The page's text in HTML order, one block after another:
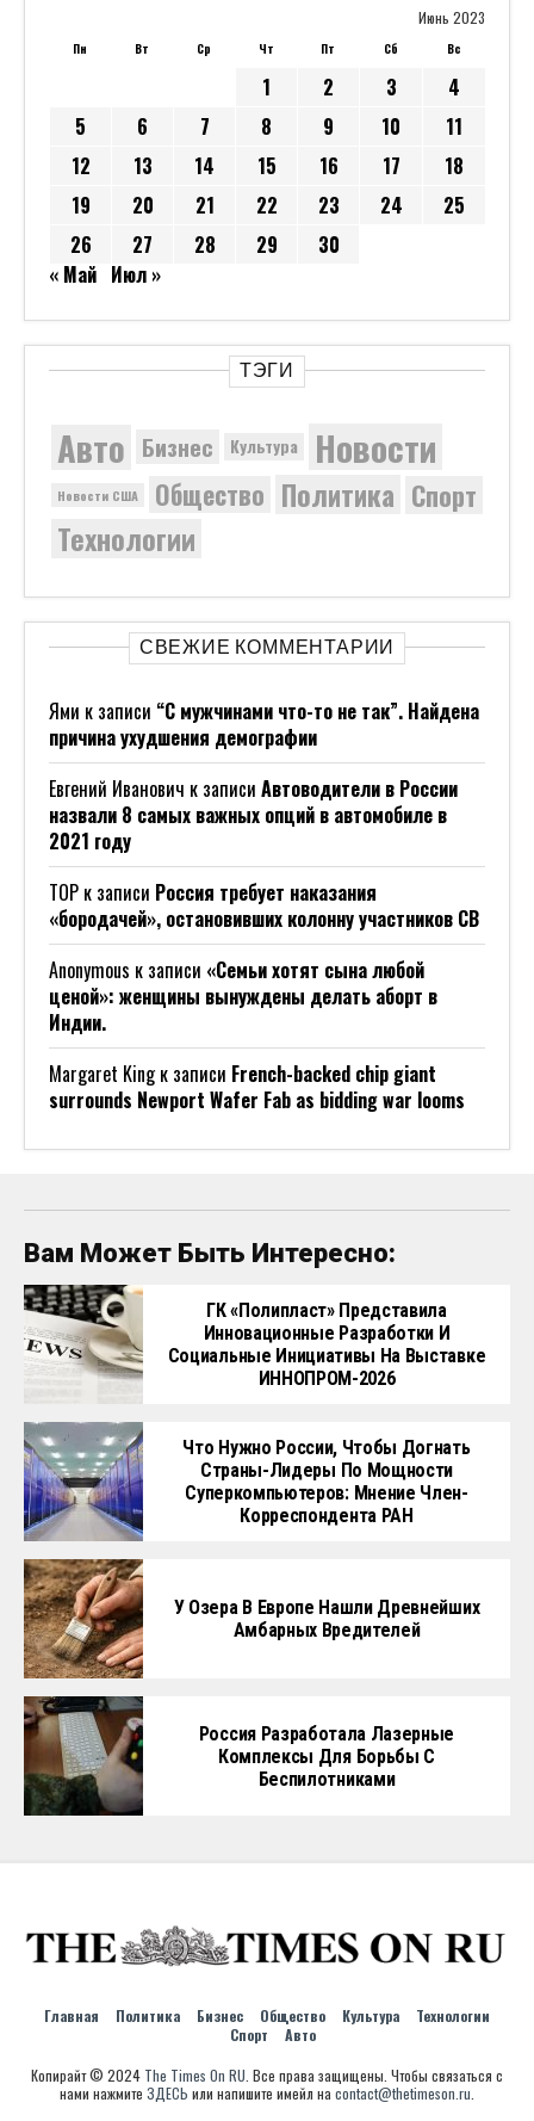
Июнь 2023
Пн Вт Ср Чт Пт Сб Вс
1 2 3
4
5
6 7 8 9 10
11
12
13 14 15 16 17
18
19
20 21 22 23 24
25
26
27 28 29
30
« Май Июл »
ТЭГИ
Авто Бизнес Культура Новости
Новости США Общество Политика Спорт
Технологии
СВЕЖИЕ КОММЕНТАРИИ
Ями к записи “С мужчинами что-то не так”. Найдена
причина ухудшения демографии
Евгений Иванович к записи Автоводители в России
назвали 8 самых важных опций в автомобиле в
2021 году
ТОР к записи Россия требует наказания
«бородачей», остановивших колонну участников СВ
Anonymous к записи «Семьи хотят сына любой
ценой»: женщины вынуждены делать аборт в
Индии.
Margaret Kingк записи French-backed chip giant
surrounds Newport Wafer Fab as bidding war looms
Вам Может Быть Интересно:
ГК «Полипласт» Представила
Инновационные Разработки И
Социальные Инициативы На Выставке
ИННОПРОМ-2026
Что Нужно России, Чтобы Догнать
Страны-Лидеры По Мощности
Суперкомпьютеров: Мнение Член-
Корреспондента РАН
У Озера В Европе Нашли Древнейших
Амбарных Вредителей
Россия Разработала Лазерные
Комплексы Для Борьбы С
Беспилотниками
Главная Политика Бизнес Общество Культура
Технологии
Спорт
Авто
Копирайт © 2024 The Times On RU . Все права защищены. Чтобы связаться с
нами нажмите ЗДЕСЬ или напишите имейл на contact@thetimeson.ru